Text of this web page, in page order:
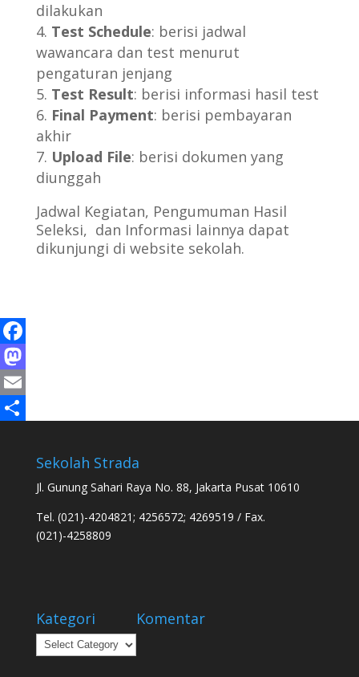
dilakukan
Test Schedule: berisi jadwal
wawancara dan test menurut
pengaturan jenjang
Test Result: berisi informasi hasil test
Final Payment: berisi pembayaran
akhir
Upload File: berisi dokumen yang
diunggah
Jadwal Kegiatan, Pengumuman Hasil
Seleksi, dan Informasi lainnya dapat
dikunjungi di website sekolah.
Facebook
Mastodon
Email
Sekolah Strada
Jl. Gunung Sahari Raya No. 88, Jakarta Pusat 10610
Tel. (021)-4204821; 4256572; 4269519 / Fax.
(021)-4258809
Kategori
Kategori
Komentar